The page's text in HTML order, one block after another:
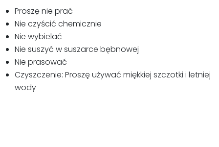
Proszę nie prać
Nie czyścić chemicznie
Nie wybielać
Nie suszyć w suszarce bębnowej
Nie prasować
Czyszczenie: Proszę używać miękkiej szczotki i letniej
wody